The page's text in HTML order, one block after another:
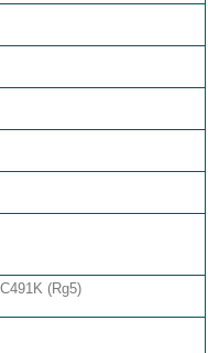
(Rg5)